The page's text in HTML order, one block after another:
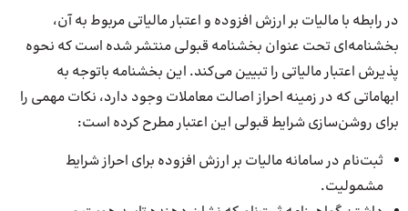
در رابطه با مالیات بر ارزش افزوده و اعتبار مالیاتی مربوط به آن،
بخشنامه‌ای تحت عنوان بخشنامه قبولی منتشر شده است که نحوه
پذیرش اعتبار مالیاتی را تبیین می‌کند. این بخشنامه با‌توجه‌ به
ابهاماتی که در زمینه احراز اصالت معاملات وجود دارد، نکات مهمی را
برای روشن‌سازی شرایط قبولی این اعتبار مطرح کرده است:
ثبت‌نام در سامانه مالیات بر ارزش افزوده برای احراز شرایط
مشمولیت.